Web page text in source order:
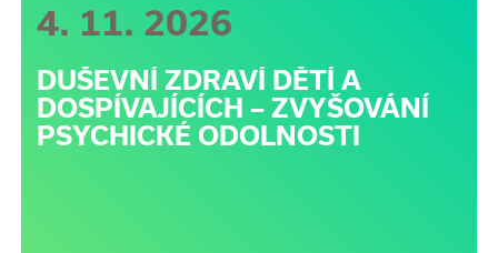
4. 11. 2026
DUŠEVNÍ ZDRAVÍ DĚTÍ A
DOSPÍVAJÍCÍCH – ZVYŠOVÁNÍ
PSYCHICKÉ ODOLNOSTI